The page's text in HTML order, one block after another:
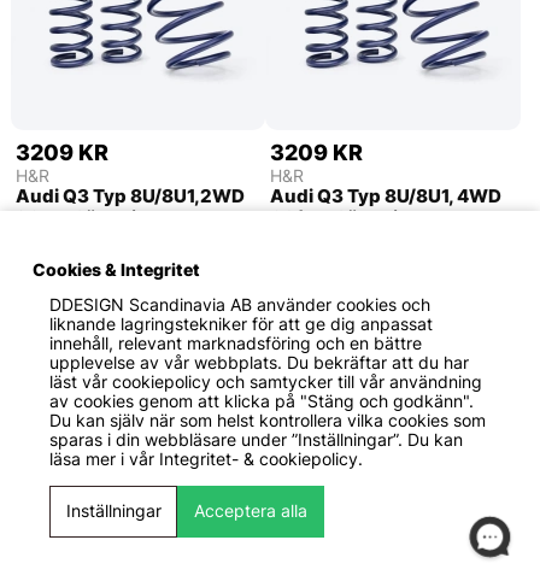
3209 KR
H&R
Audi Q3 Typ 8U/8U1,2WD
2011> Sänkningssats
Sänk bilen med bibehållen
Sänker 35 mm
3209 KR
H&R
Audi Q3 Typ 8U/8U1, 4WD
09/11> Sänkningssats
Sänker 40/50 mm
Cookies & Integritet
DDESIGN Scandinavia ABanvänder cookies och
liknande lagringstekniker för att ge dig anpassat
innehåll, relevant marknadsföring och en bättre
upplevelse av vår webbplats. Du bekräftar att du har
läst vår cookiepolicy och samtycker till vår användning
av cookies genom att klicka på "Stäng och godkänn".
Du kan själv när som helst kontrollera vilka cookies som
sparas i din webbläsare under ”Inställningar”. Du kan
läsa mer i vår Integritet- & cookiepolicy.
Inställningar Acceptera alla